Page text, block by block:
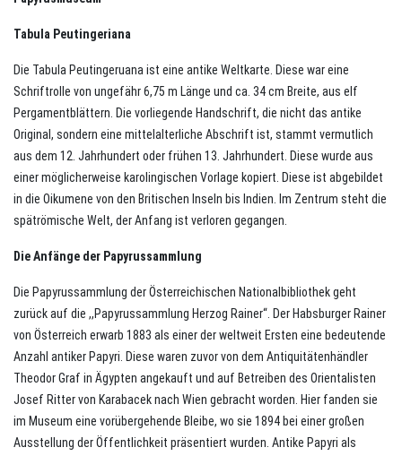
Tabula Peutingeriana
Die Tabula Peutingeruana ist eine antike Weltkarte. Diese war eine
Schriftrolle von ungefähr 6,75 m Länge und ca. 34 cm Breite, aus elf
Pergamentblättern. Die vorliegende Handschrift, die nicht das antike
Original, sondern eine mittelalterliche Abschrift ist, stammt vermutlich
aus dem 12. Jahrhundert oder frühen 13. Jahrhundert. Diese wurde aus
einer möglicherweise karolingischen Vorlage kopiert. Diese ist abgebildet
in die Oikumene von den Britischen Inseln bis Indien. Im Zentrum steht die
spätrömische Welt, der Anfang ist verloren gegangen.
Die Anfänge der Papyrussammlung
Die Papyrussammlung der Österreichischen Nationalbibliothek geht
zurück auf die ,,Papyrussammlung Herzog Rainer“. Der Habsburger Rainer
von Österreich erwarb 1883 als einer der weltweit Ersten eine bedeutende
Anzahl antiker Papyri. Diese waren zuvor von dem Antiquitätenhändler
Theodor Graf in Ägypten angekauft und auf Betreiben des Orientalisten
Josef Ritter von Karabacek nach Wien gebracht worden. Hier fanden sie
im Museum eine vorübergehende Bleibe, wo sie 1894 bei einer großen
Ausstellung der Öffentlichkeit präsentiert wurden. Antike Papyri als